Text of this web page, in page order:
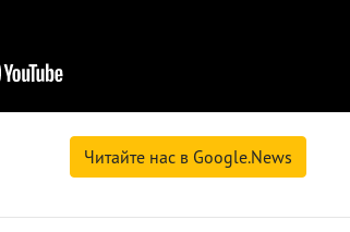
Читайте нас в Google.News